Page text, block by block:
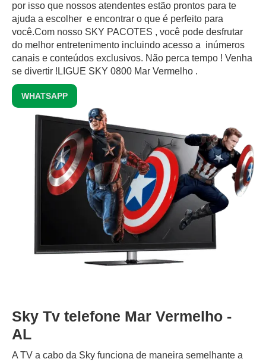
por isso que nossos atendentes estão prontos para te
ajuda a escolher e encontrar o que é perfeito para
você.Com nosso SKY PACOTES , você pode desfrutar
do melhor entretenimento incluindo acesso a inúmeros
canais e conteúdos exclusivos.‍ Não perca tempo ! Venha
se divertir !LIGUE SKY 0800 Mar Vermelho .
WHATSAPP
Sky Tv telefone Mar Vermelho -
AL
A TV a cabo da Sky funciona de maneira semelhante a